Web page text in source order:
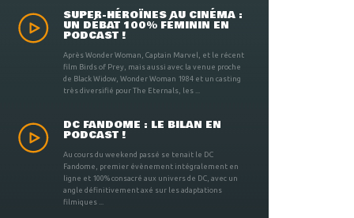
SUPER-HÉROÏNES AU CINÉMA :
UN DÉBAT 100% FÉMININ EN
PODCAST !
Après Wonder Woman, Captain Marvel, et le récent
film Birds of Prey, mais aussi avec la venue proche
de Black Widow, Wonder Woman 1984 et un casting
très diversifié pour The Eternals, les ...
DC FANDOME : LE BILAN EN
PODCAST !
Au cours du weekend passé se tenait le DC
Fandome, premier évènement intégralement en
ligne et 100% consacré aux univers de DC, avec un
angle définitivement axé sur les adaptations
filmiques ...